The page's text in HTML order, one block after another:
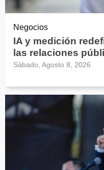
Negocios
IA y medición
las relaciones
Sábado, Agosto 8, 2026